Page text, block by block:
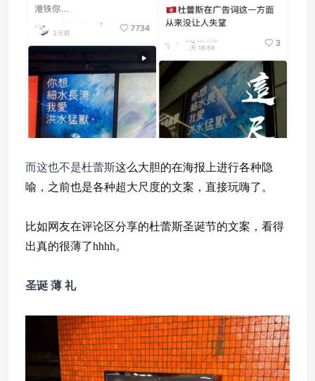
而这也不是杜蕾斯这么大胆的在海报上进行各种隐
喻，之前也是各种超大尺度的文案，直接玩嗨了。
比如网友在评论区分享的杜蕾斯圣诞节的文案，看得
出真的很薄了hhhh。
圣诞 薄 礼